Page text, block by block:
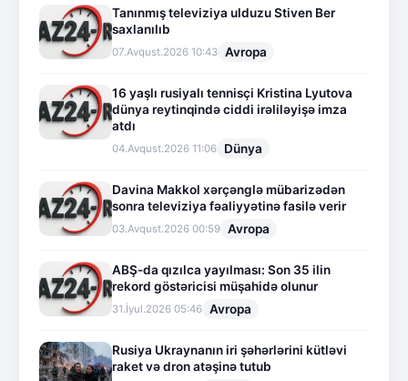
Tanınmış televiziya ulduzu Stiven Ber
saxlanılıb
07.Avqust.2026 10:43 Avropa
16 yaşlı rusiyalı tennisçi Kristina Lyutova
dünya reytinqində ciddi irəliləyişə imza
atdı
04.Avqust.2026 11:06 Dünya
Davina Makkol xərçənglə mübarizədən
sonra televiziya fəaliyyətinə fasilə verir
03.Avqust.2026 00:59 Avropa
ABŞ-da qızılca yayılması: Son 35 ilin
rekord göstəricisi müşahidə olunur
31.İyul.2026 05:46 Avropa
Rusiya Ukraynanın iri şəhərlərini kütləvi
raket və dron atəşinə tutub